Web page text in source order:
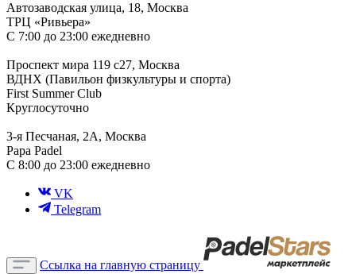
Автозаводская улица, 18, Москва
ТРЦ «Ривьера»
С 7:00 до 23:00 ежедневно
Проспект мира 119 с27, Москва
ВДНХ (Павильон физкультуры и спорта)
First Summer Club
Круглосуточно
3-я Песчаная, 2А, Москва
Papa Padel
С 8:00 до 23:00 ежедневно
VK
Telegram
Ссылка на главную страницу